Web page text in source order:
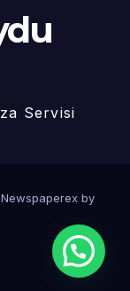
Servisi
by